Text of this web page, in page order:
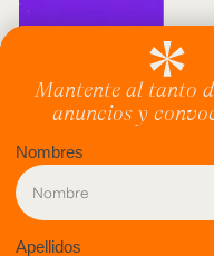
Encuentro
genealogías,
crean.18 AUG 2026.
evento